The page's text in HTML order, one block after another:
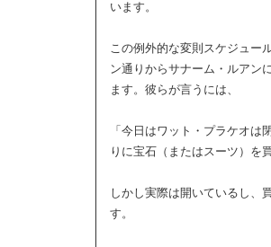
います。
この例外的な変則スケジュー
ン通りからサナーム・ルアン
ます。彼らが言うには、
「今日はワット・プラケオ
りに宝石（またはスーツ）を
しかし実際は開いているし、
す。